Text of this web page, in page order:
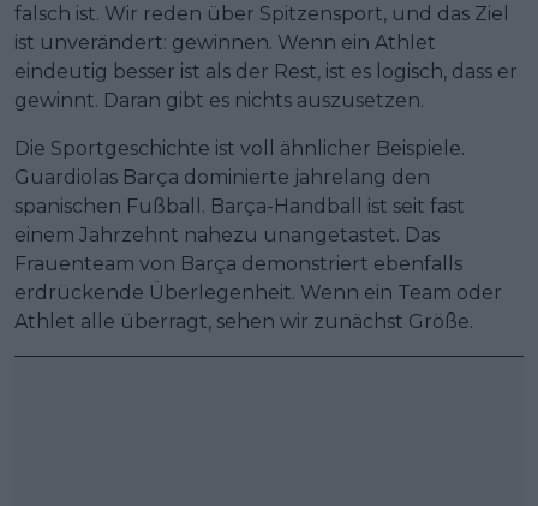
falsch ist. Wir reden über Spitzensport, und das Ziel
ist unverändert: gewinnen. Wenn ein Athlet
eindeutig besser ist als der Rest, ist es logisch, dass er
gewinnt. Daran gibt es nichts auszusetzen.
Die Sportgeschichte ist voll ähnlicher Beispiele.
Guardiolas Barça dominierte jahrelang den
spanischen Fußball. Barça-Handball ist seit fast
einem Jahrzehnt nahezu unangetastet. Das
Frauenteam von Barça demonstriert ebenfalls
erdrückende Überlegenheit. Wenn ein Team oder
Athlet alle überragt, sehen wir zunächst Größe.